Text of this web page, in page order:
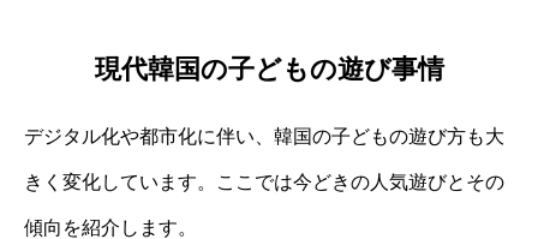
現代韓国の子どもの遊び事情
デジタル化や都市化に伴い、韓国の子どもの遊び方も大
きく変化しています。ここでは今どきの人気遊びとその
傾向を紹介します。